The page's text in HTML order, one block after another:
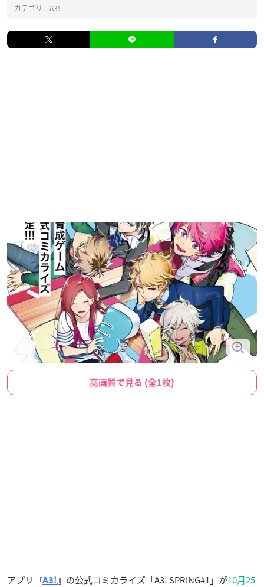
カテゴリ : A3!
高画質で見る (全1枚)
アプリ 『A3! 』 の公式コミカライズ「A3! SPRING#1」が10月25